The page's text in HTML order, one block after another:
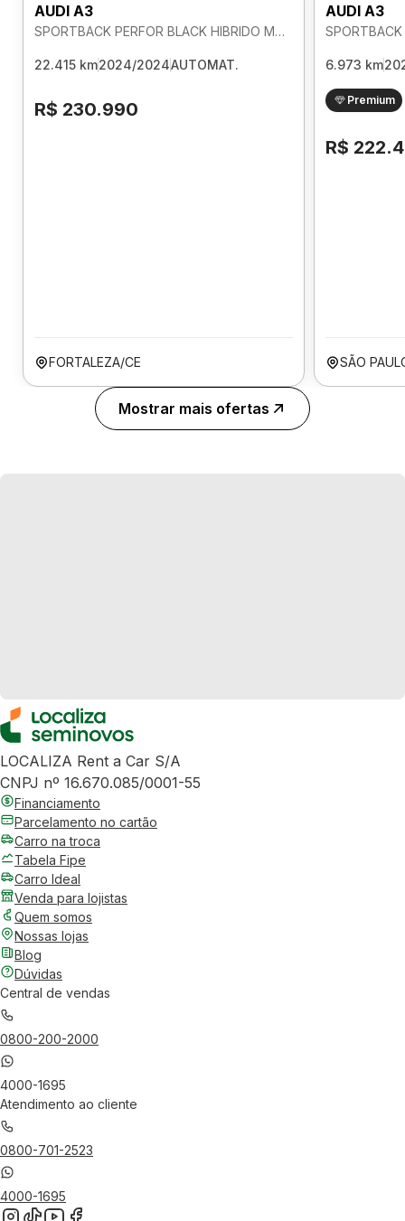
AUDI A3
SPORTBACK PERFOR BLACK HIBRIDO MHEV 2.0 AUTOMATICO
22.415 km2024/2024AUTOMAT.
R$ 230.990
FORTALEZA/CE
AUDI A3
6.973 km
Premium
R$
SÃO
Mostrar mais ofertas
LOCALIZA Rent a Car S/A
CNPJ nº 16.670.085/0001-55
Financiamento
Parcelamento no cartão
Carro na troca
Tabela Fipe
Carro Ideal
Venda para lojistas
Quem somos
Nossas lojas
Blog
Dúvidas
Central de vendas
0800-200-2000
4000-1695
Atendimento ao cliente
0800-701-2523
4000-1695